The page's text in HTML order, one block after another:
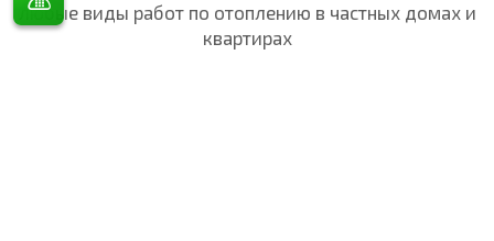
любые виды работ по отоплению в частных домах и
квартирах